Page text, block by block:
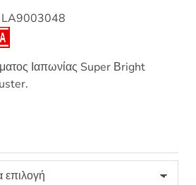
LA9003048
Ιαπωνίας Super Βright